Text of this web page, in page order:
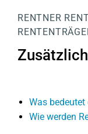
RENTNER
Was
Wie werden